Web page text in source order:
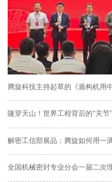
腾旋科技主持起草的《盾构机用
隧穿天山！世界工程背后的“关
解密工信部展品：腾旋如何用一
全国机械密封专业分会一届二次